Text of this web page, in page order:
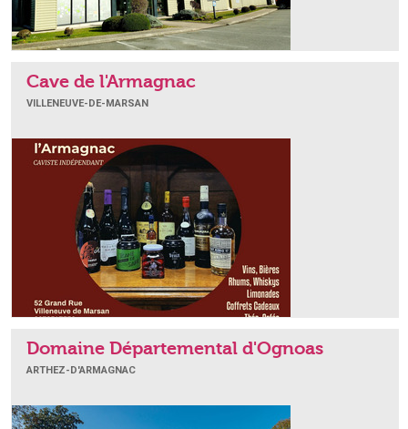
Cave de l'Armagnac
VILLENEUVE-DE-MARSAN
Domaine Départemental d'Ognoas
ARTHEZ-D'ARMAGNAC